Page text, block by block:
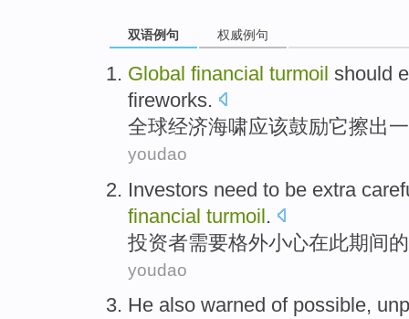
双语例句 权威例句
Global financial turmoil should
fireworks.
全球经济海啸应该鼓励它擦出
youdao
Investors need to be extra
financial turmoil.
投资者需要格外小心在此期间的
youdao
He also warned of possible,